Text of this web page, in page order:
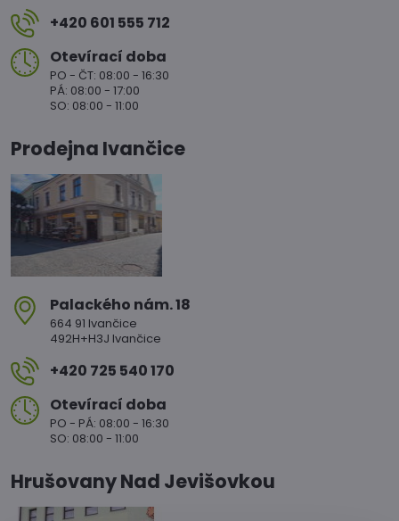
+420 601 555 712
Otevírací doba
PO - ČT: 08:00 - 16:30
PÁ: 08:00 - 17:00
SO: 08:00 - 11:00
Prodejna Ivančice
Palackého nám​. 18
664 91 Ivančice
492H+H3J Ivančice
+420 725 540 170
Otevírací doba
PO - PÁ: 08:00 - 16:30
SO: 08:00 - 11:00
Hrušovany Nad Jevišovkou